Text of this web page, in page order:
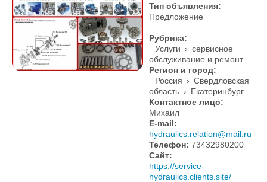
Тип объявления:
Предложение
Рубрика:
Услуги › сервисное
обслуживание и ремонт
Регион и город:
Россия › Свердловская
область › Екатеринбург
Контактное лицо:
Михаил
E-mail:
hydraulics.relation@mail.ru
Телефон: 73432980200
Сайт:
https://service-
hydraulics.clients.site/